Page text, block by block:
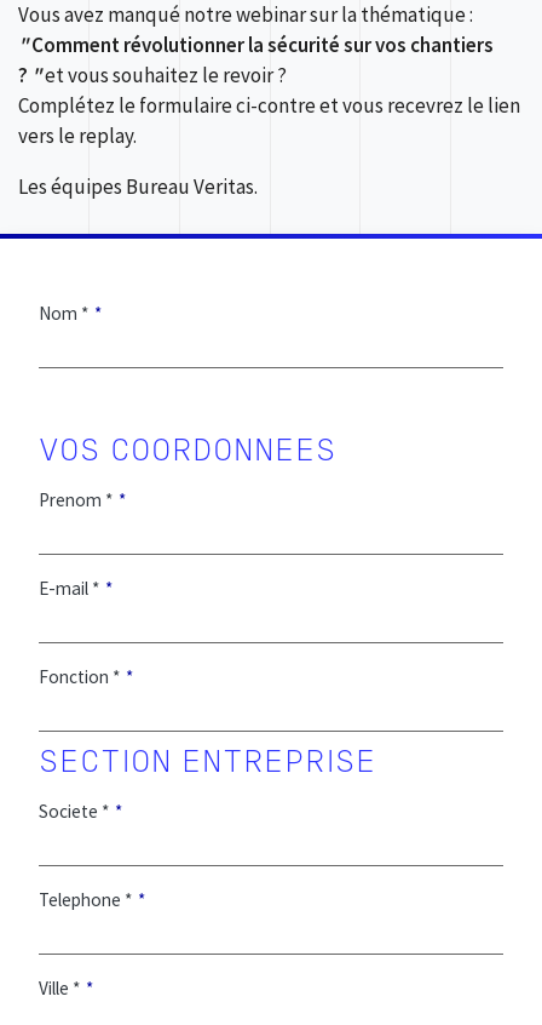
Vous avez manqué notre webinar sur la thématique :
"Comment révolutionner la sécurité sur vos chantiers
? "et vous souhaitez le revoir ?
Complétez le formulaire ci-contre et vous recevrez le lien
vers le replay.
Les équipes Bureau Veritas.
Nom *
Prenom *
E-mail *
Fonction *
Societe *
Telephone *
Ville *